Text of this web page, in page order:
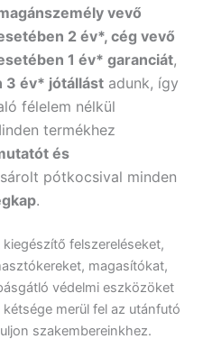
vevő
2 év*, cég vevő
1 év* garanciát,
3 év* jótállást adunk, így
félelem nélkül
termékhez
és
pótkocsival minden
.
felszereléseket,
magasítókat,
védelmi eszközöket
merül fel az utánfutó
szakembereinkhez.